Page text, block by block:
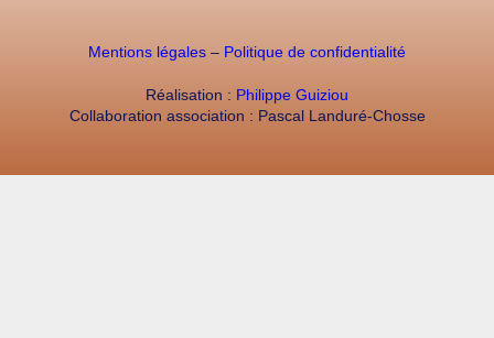
Mentions légales – Politique de confidentialité
Réalisation : Philippe Guiziou
Collaboration association : Pascal Landuré-Chosse